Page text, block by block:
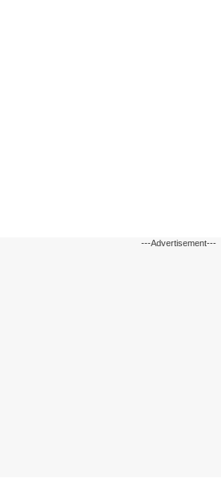
---Advertisement---